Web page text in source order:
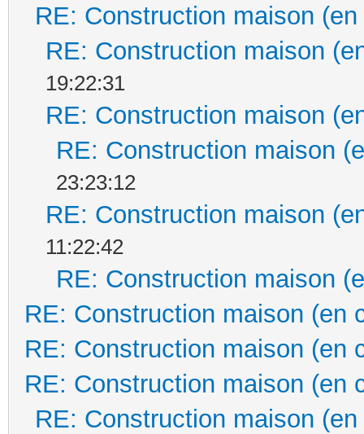
RE: Construction maison
RE: Construction maison
19:22:31
RE: Construction maison
RE: Construction maison
23:23:12
RE: Construction maison
11:22:42
RE: Construction maison
RE: Construction maison (en
RE: Construction maison (en
RE: Construction maison (en
RE: Construction maison